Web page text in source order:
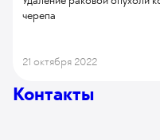
черепа
21 октября 2022
Контакты